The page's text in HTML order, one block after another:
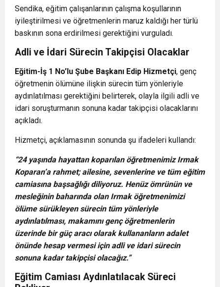
Sendika, eğitim çalışanlarının çalışma koşullarının
iyileştirilmesi ve öğretmenlerin maruz kaldığı her türlü
baskının sona erdirilmesi gerektiğini vurguladı.
Adli ve İdari Sürecin Takipçisi Olacaklar
Eğitim-İş 1 No’lu Şube Başkanı Edip Hizmetçi, genç
öğretmenin ölümüne ilişkin sürecin tüm yönleriyle
aydınlatılması gerektiğini belirterek, olayla ilgili adli ve
idari soruşturmanın sonuna kadar takipçisi olacaklarını
açıkladı.
Hizmetçi, açıklamasının sonunda şu ifadeleri kullandı:
“24 yaşında hayattan koparılan öğretmenimiz Irmak
Koparan’a rahmet; ailesine, sevenlerine ve tüm eğitim
camiasına başsağlığı diliyoruz. Henüz ömrünün ve
mesleğinin baharında olan Irmak öğretmenimizi
ölüme sürükleyen sürecin tüm yönleriyle
aydınlatılması, makamını genç öğretmenlerin
üzerinde bir güç aracı olarak kullananların adalet
önünde hesap vermesi için adli ve idari sürecin
sonuna kadar takipçisi olacağız.”
Eğitim Camiası Aydınlatılacak Süreci